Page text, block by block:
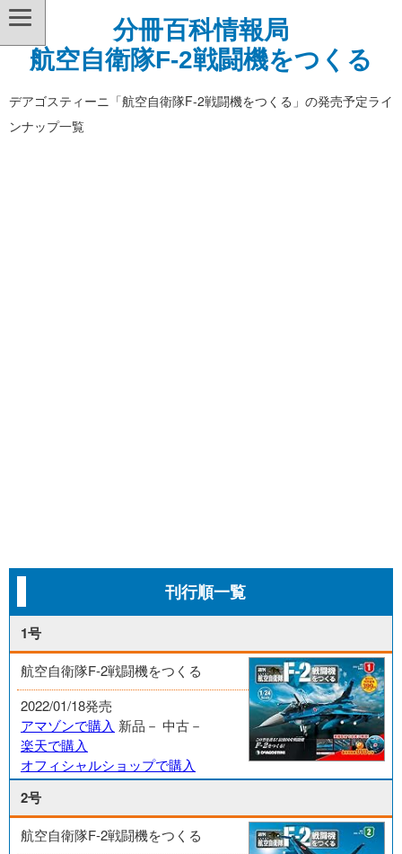
分冊百科情報局
航空自衛隊F-2戦闘機をつくる
デアゴスティーニ「航空自衛隊F-2戦闘機をつくる」の発売予定ライ
ンナップ一覧
刊行順一覧
1号
航空自衛隊F-2戦闘機をつくる
2022/01/18発売
アマゾンで購入 新品－ 中古－
楽天で購入
オフィシャルショップで購入
2号
航空自衛隊F-2戦闘機をつくる